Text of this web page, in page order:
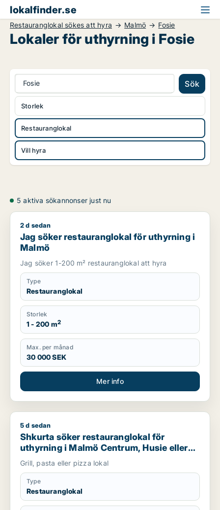
lokalfinder.se
Restauranglokal sökes att hyra Malmö Fosie
Lokaler för uthyrning i Fosie
Fosie Sök
Restauranglokal
Vill hyra
Storlek
5 aktiva sökannonser just nu
Jag söker restauranglokal för uthyrning i Malmö
2 d sedan
Jag söker restauranglokal för uthyrning i
Malmö
Jag söker 1-200 m² restauranglokal att hyra
Type
Restauranglokal
Storlek
1 - 200 m2
Max. per månad
30 000 SEK
Mer info
Shkurta söker restauranglokal för uthyrning i Malmö
5 d sedan
Shkurta söker restauranglokal för
uthyrning i Malmö Centrum, Husie eller
Fosie m.fl.
Grill, pasta eller pizza lokal
Type
Restauranglokal